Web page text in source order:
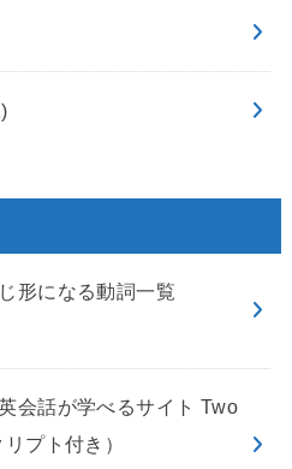
形になる動詞一覧
会話が学べるサイト Two
プト付き）